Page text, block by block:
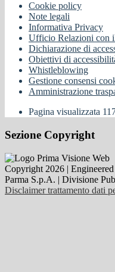
Cookie policy
Note legali
Informativa Privacy
Ufficio Relazioni con
Dichiarazione di
Obiettivi di
Whistleblowing
Gestione consensi
Amministrazione
Pagina visualizzata
Sezione Copyright
Copyright 2026 |
Parma S.p.A. | Divisione
Disclaimer trattamento dati